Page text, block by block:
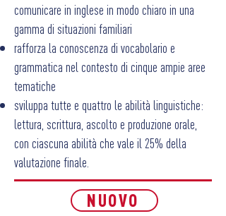
comunicare in inglese in modo chiaro in una
gamma di situazioni familiari
rafforza la conoscenza di vocabolario e
grammatica nel contesto di cinque ampie aree
tematiche
sviluppa tutte e quattro le abilità linguistiche:
lettura, scrittura, ascolto e produzione orale,
con ciascuna abilità che vale il 25% della
valutazione finale.
NUOVO